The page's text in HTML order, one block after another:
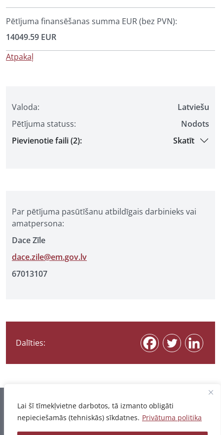
Lai šī tīmekļvietne darbotos, tā izmanto obligāti
nepieciešamās (tehniskās) sīkdatnes. Privātuma politika
Valoda:
Latviešu
Pētījuma statuss:
Nodots
Pievienotie faili (2):
Skatīt
Par pētījuma pasūtīšanu atbildīgais darbinieks vai
amatpersona:
Dace Zīle
dace.zile@em.gov.lv
67013107
Dalīties:
Pētījuma finansēšanas summa EUR (bez PVN):
14049.59 EUR
Atpakaļ
Informācija pēdējo reizi atjaunota 07.08.2026